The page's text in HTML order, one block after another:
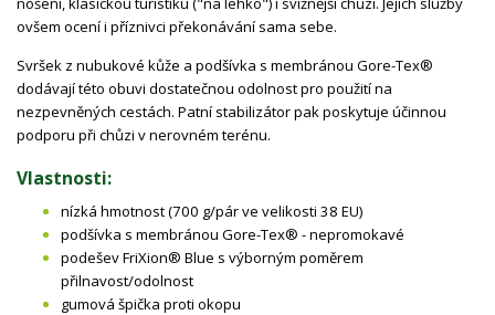
ovšem ocení i příznivci překonávání sama sebe.
Svršek z nubukové kůže a podšívka s membránou Gore-Tex®
dodávají této obuvi dostatečnou odolnost pro použití na
nezpevněných cestách. Patní stabilizátor pak poskytuje účinnou
podporu při chůzi v nerovném terénu.
Vlastnosti:
nízká hmotnost (700 g/pár ve velikosti 38 EU)
podšívka s membránou Gore-Tex® - nepromokavé
podešev FriXion® Blue s výborným poměrem
přilnavost/odolnost
gumová špička proti okopu